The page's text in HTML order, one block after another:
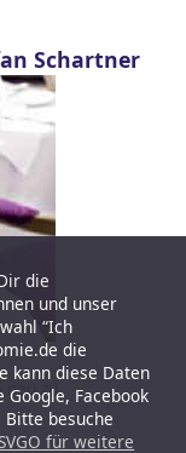
Schartner
neu zu
die
und unser
“Ich
die
kann diese Daten
Facebook
besuche
für weitere